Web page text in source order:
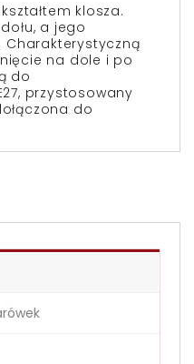
klosza.
a jego
Charakterystyczną
na dole i po
do
przystosowany
do